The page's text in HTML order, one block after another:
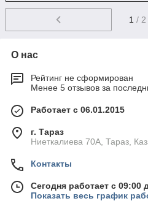
1 / 2
О нас
Рейтинг не сформирован
Менее 5 отзывов за
Работает с 06.01.2015
г. Тараз
Ниеткалиева 70А, Тараз,
Контакты
Сегодня работает с 09:00
Показать весь график